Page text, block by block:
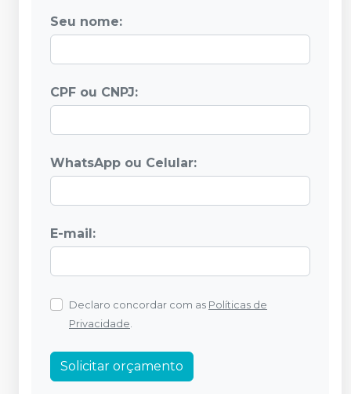
Seu nome:
CPF ou CNPJ:
WhatsApp ou Celular:
E-mail:
Declaro concordar com as Políticas de
Privacidade.
Solicitar orçamento